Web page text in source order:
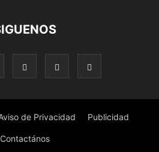
de Privacidad Publicidad
Contactános